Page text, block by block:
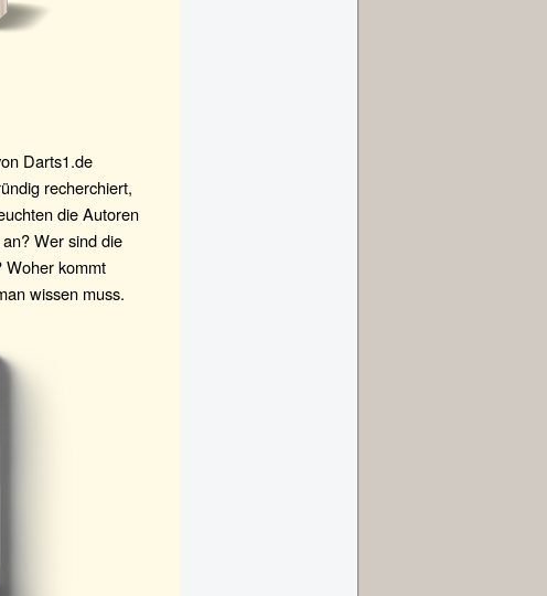
Darts1.de
recherchiert,
die Autoren
Wer sind die
Woher kommt
wissen muss.